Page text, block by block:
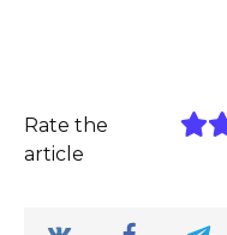
Rate the
article